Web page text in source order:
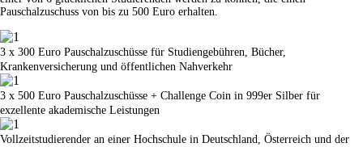
Pauschalzuschuss von bis zu 500 Euro erhalten.
3 x 300 Euro Pauschalzuschüsse für Studiengebühren, Bücher,
Krankenversicherung und öffentlichen Nahverkehr
3 x 500 Euro Pauschalzuschüsse + Challenge Coin in 999er Silber für
exzellente akademische Leistungen
Vollzeitstudierender an einer Hochschule in Deutschland, Österreich und der